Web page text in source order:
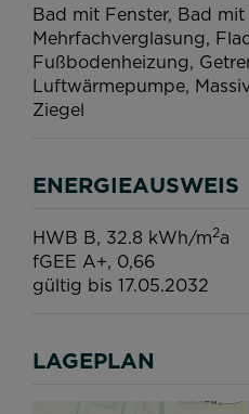
Bad mit Fenster Bad mit
Mehrfachverglasung
Fußbodenheizung
Luftwärmepumpe Massiv
Ziegel
ENERGIEAUSWEIS
HWB B, 32.8 kWh/m2a
fGEE A+, 0,66
gültig bis 17.05.2032
LAGEPLAN